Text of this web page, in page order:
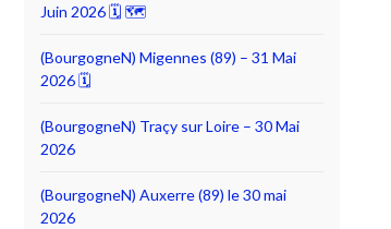
Juin 2026 🗓 🗺
(BourgogneN) Migennes (89) – 31 Mai
2026 🗓
(BourgogneN) Traçy sur Loire – 30 Mai
2026
(BourgogneN) Auxerre (89) le 30 mai
2026